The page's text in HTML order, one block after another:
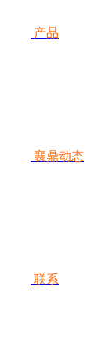
产品
襄鼎动态
联系